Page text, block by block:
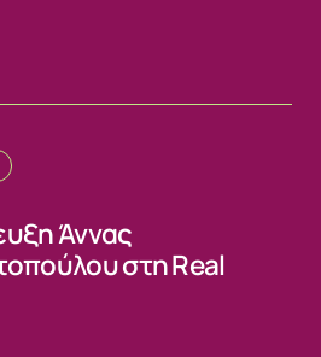
Άννας
στη Real